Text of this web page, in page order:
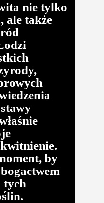
nie tylko
ale także
by
tych